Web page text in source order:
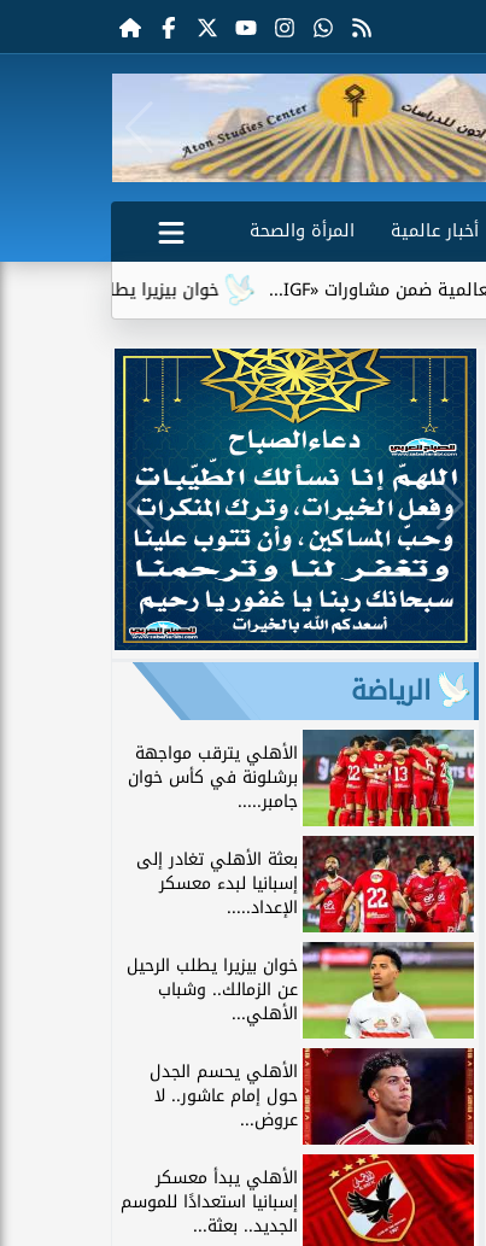
أخبار عالمية
المرأة والصحة
خوان بيزيرا يطلب الرحيل عن الزمالك.. وشباب
الرياضة
الأهلي يترقب مواجهة
برشلونة في كأس خوان
جامبر.....
بعثة الأهلي تغادر إلى
إسبانيا لبدء معسكر
الإعداد.....
خوان بيزيرا يطلب الرحيل
عن الزمالك.. وشباب
الأهلي...
الأهلي يحسم الجدل
حول إمام عاشور.. لا
عروض...
الأهلي يبدأ معسكر
إسبانيا استعدادًا للموسم
الجديد.. بعثة...